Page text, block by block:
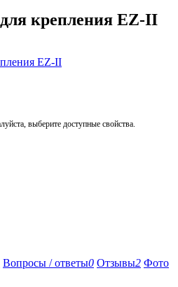
крепления EZ-II
выберите доступные свойства.
Вопросы / ответы0 Отзывы2 Фото